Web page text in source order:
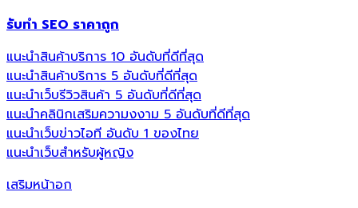
รับทำ SEO ราคาถูก
แนะนำสินค้าบริการ 10 อันดับที่ดีที่สุด
แนะนำสินค้าบริการ 5 อันดับที่ดีที่สุด
แนะนำเว็บรีวิวสินค้า 5 อันดับที่ดีที่สุด
แนะนำคลินิกเสริมความงงาม 5 อันดับที่ดีที่สุด
แนะนำเว็บข่าวไอที อันดับ 1 ของไทย
แนะนำเว็บสำหรับผู้หญิง
เสริมหน้าอก